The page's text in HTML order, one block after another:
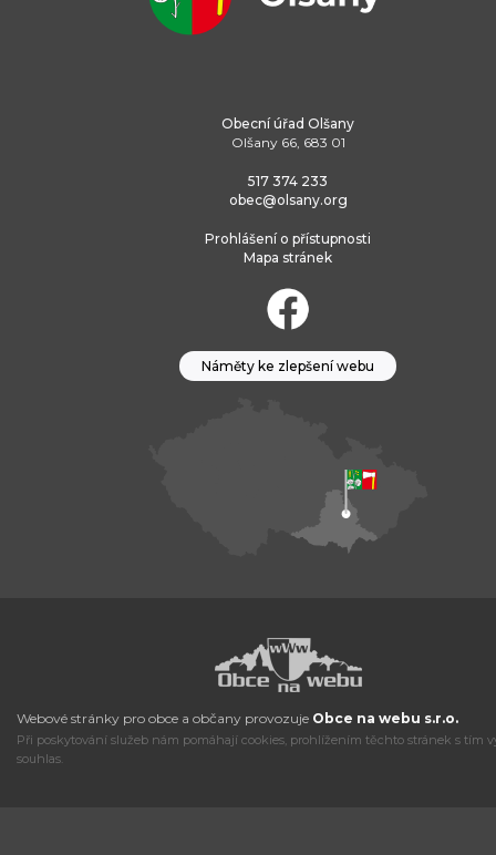
Obecní úřad Olšany
Olšany 66, 683 01
517 374 233
obec@olsany.org
Prohlášení o přístupnosti
Mapa stránek
Náměty ke zlepšení webu
Webové stránky pro obce a občany provozuje Obce na webu s.r.o.
Při poskytování služeb nám pomáhají cookies, prohlížením těchto stránek s tím
souhlas.